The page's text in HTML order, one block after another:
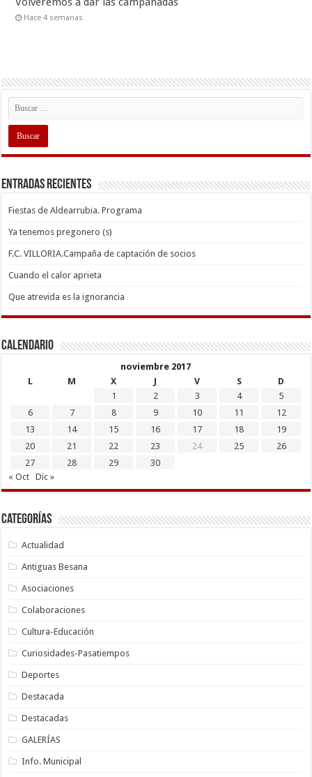
Hace 4 semanas
Entradas recientes
Fiestas de Aldearrubia. Programa
Ya tenemos pregonero (s)
F.C. VILLORIA.Campaña de captación de socios
Cuando el calor aprieta
Que atrevida es la ignorancia
Calendario
noviembre 2017
L
M X J V S
D
1
2 3 4
5
6
7 8 9 10 11
12
13
14 15 16 17 18
19
20
21 22 23 24 25
26
27
28 29
30
« Oct
Dic »
Categorías
Actualidad
Antiguas Besana
Asociaciones
Colaboraciones
Cultura-Educación
Curiosidades-Pasatiempos
Deportes
Destacada
Destacadas
GALERÍAS
Info. Municipal